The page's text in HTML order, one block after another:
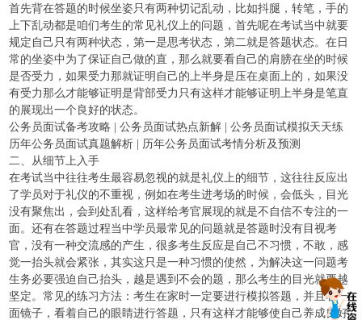
首先背在答题的时候坐姿只有两种切记乱动，比如抖腿，转笔，手的
上下乱动都是咱们考生的常见礼仪上的问题，首先呢在考试当中就要
规定自己只有两种状态，第一是思考状态，第二就是答题状态。在日
常的坐姿中为了保证自己做的直，那么就要看自己的肩膀在坐的时候
是否受力，如果受力那就证明自己的上半身是压在桌面上的，如果没
有受力那么才能够证明是背部受力只有这样才能够证明上半身是笔直
的展现出一个良好的状态。
公务员面试备考攻略 | 公务员面试热点新解 | 公务员面试模拟天天练
历年公务员面试真题解析 | 历年公务员面试考情分析及预测
二、从细节上入手
在考试当中往往考生最容易忽视的就是礼仪上的细节，这往往反应出
了学员对于礼仪的不重视，例如在考生进考场的时候，会低头，目光
没有聚焦出，会到处乱看，这样给考官展现的就是不自信不专注的一
面。还有在答题过程当中学员最常见的问题就是答题时没有目视考
官，没有一种交流感的产生，很多考生反应是自己不习惯，不敢，感
觉一抬头就会紧张，其实这只是一种习惯的使然，为解决这一问题考
生务必要强迫自己抬头，越是遇到不会的题，那么考生的目光就要越
坚定。常见的练习方法：考生在家时一定要进行模拟答题，并且着一
面镜子，看着自己的眼睛进行答题，只有这样才能够使自己养成良好